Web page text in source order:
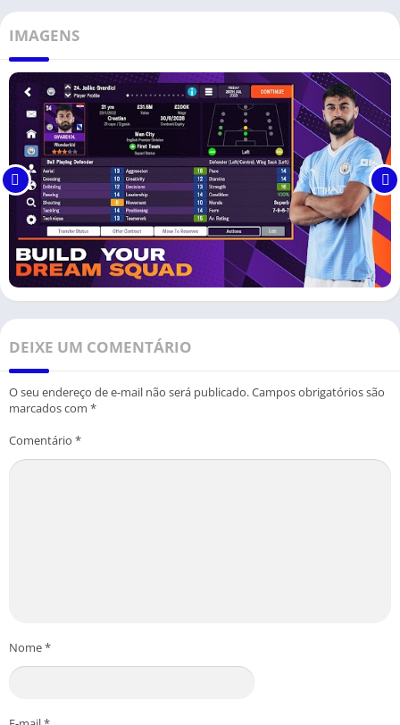
IMAGENS
DEIXE UM COMENTÁRIO
O seu endereço de e-mail não será publicado.Campos obrigatórios são
marcados com *
Comentário *
Nome*